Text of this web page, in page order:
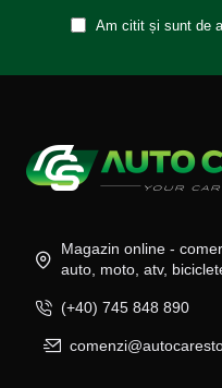
Am citit și sunt de
Magazin online -
auto, moto, atv,
(+40) 745 848 890